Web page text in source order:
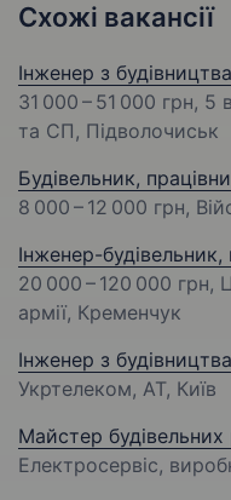
Схожі вакансії
Інженер з
31 000 – 51 000 грн, 5
та СП, Підволочиськ
Будівельник,
8 000 – 12 000 грн,
Інженер-
20 000 – 120 000 грн,
армії, Кременчук
Інженер з
Укртелеком, АТ, Київ
Майстер будівельних
Електросервіс,